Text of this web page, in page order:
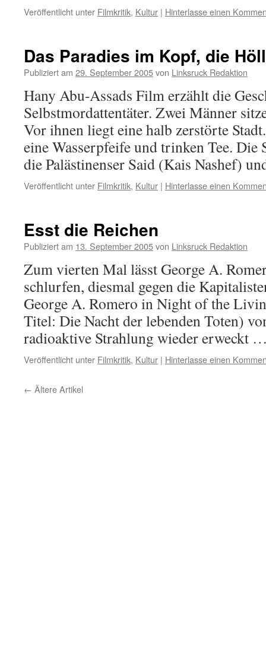
Veröffentlicht unter Filmkritik, Kultur | Hinterlasse einen
Das Paradies im Kopf, die
Publiziert am 29. September 2005von Linksruck Redaktion
Hany Abu-Assads Film erzählt die
Selbstmordattentäter. Zwei Männer
Vor ihnen liegt eine halb zerstörte
eine Wasserpfeife und trinken Tee. Die
die Palästinenser Said (Kais Nashef)
Veröffentlicht unter Filmkritik, Kultur | Hinterlasse einen
Esst die Reichen
Publiziert am 13. September 2005von Linksruck Redaktion
Zum vierten Mal lässt George A.
schlurfen, diesmal gegen die
George A. Romero in Night of the
Titel: Die Nacht der lebenden Toten)
radioaktive Strahlung wieder erweckt
Veröffentlicht unter Filmkritik, Kultur | Hinterlasse einen
← Ältere Artikel